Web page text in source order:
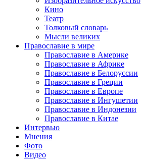
Кино
Театр
Толковый словарь
Мысли великих
Православие в мире
Православие в Америке
Православие в Африке
Православие в Белоруссии
Православие в Греции
Православие в Европе
Православие в Ингушетии
Православие в Индонезии
Православие в Китае
Интервью
Мнения
Фото
Видео